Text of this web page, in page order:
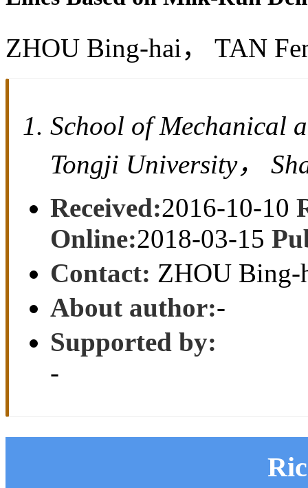
Lines Based on Milk-Run
ZHOU Bing-hai， TAN
School of Mechanical
Tongji University，
Received:2016-10-10
Online:2018-03-15
Contact:ZHOU Bing-
About author:
-